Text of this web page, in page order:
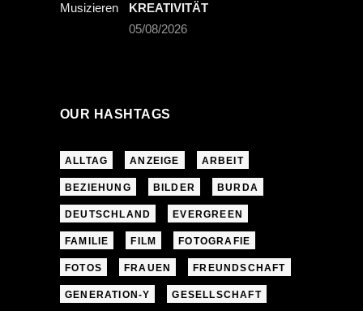
KREATIVITÄT
05/08/2026
OUR HASHTAGS
ALLTAG ANZEIGE ARBEIT
BEZIEHUNG BILDER BURDA
DEUTSCHLAND EVERGREEN
FAMILIE FILM FOTOGRAFIE
FOTOS FRAUEN FREUNDSCHAFT
GENERATION-Y GESELLSCHAFT